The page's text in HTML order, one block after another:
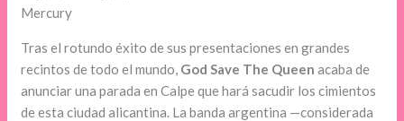
Mercury
Tras el rotundo éxito de sus presentaciones en grandes
recintos de todo el mundo, God Save The Queen acaba de
anunciar una parada en Calpe que hará sacudir los cimientos
de esta ciudad alicantina. La banda argentina —considerada